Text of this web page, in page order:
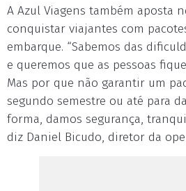
A Azul Viagens também aposta
conquistar viajantes com
embarque. “Sabemos das
e queremos que as pessoas
Mas por que não garantir um
segundo semestre ou até para
forma, damos segurança,
diz Daniel Bicudo, diretor da